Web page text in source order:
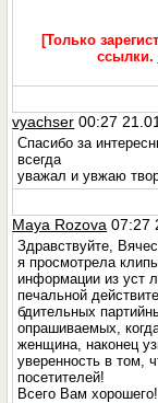
[Только
ссылки.
vyachser 00:27
Спасибо за
всегда
уважал и увжаю
Maya Rozova 07:27
Здравствуйте,
я просмотрела
информации из уст
печальной
бдительных
опрашиваемых,
женщина, наконец
уверенность в том,
посетителей!
Всего Вам